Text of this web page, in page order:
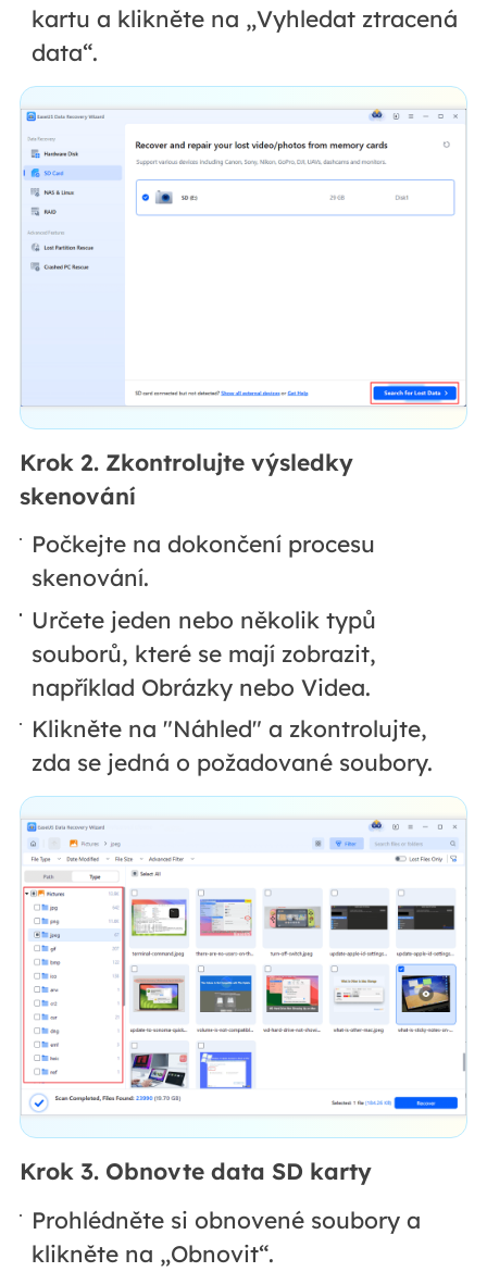
kartu a klikněte na „Vyhledat ztracená
data“.
Krok 2. Zkontrolujte výsledky
skenování
Počkejte na dokončení procesu
skenování.
Určete jeden nebo několik typů
souborů, které se mají zobrazit,
například Obrázky nebo Videa.
Klikněte na "Náhled" a zkontrolujte,
zda se jedná o požadované soubory.
Krok 3. Obnovte data SD karty
Prohlédněte si obnovené soubory a
klikněte na „Obnovit“.